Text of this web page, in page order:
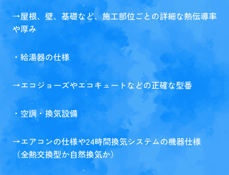
→屋根、壁、基礎など、施工部位ごとの詳細な熱伝導率
や厚み
・給湯器の仕様
→エコジョーズやエコキュートなどの正確な型番
・空調・換気設備
→エアコンの仕様や24時間換気システムの機器仕様
（全熱交換型か自然換気か）